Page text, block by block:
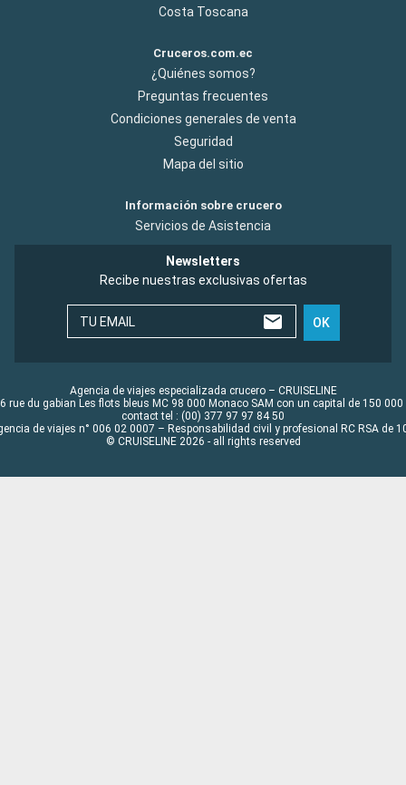
Costa Toscana
Cruceros.com.ec
¿Quiénes somos?
Preguntas frecuentes
Condiciones generales de venta
Seguridad
Mapa del sitio
Información sobre crucero
Servicios de Asistencia
Newsletters
Recibe nuestras exclusivas ofertas
TU EMAIL OK
Agencia de viajes especializada crucero – CRUISELINE
rue du gabian Les flots bleus MC 98 000 Monaco SAM con un capital de 150 000
contact tel : (00) 377 97 97 84 50
de viajes n° 006 02 0007 – Responsabilidad civil y profesional RC RSA de
© CRUISELINE 2026 - all rights reserved